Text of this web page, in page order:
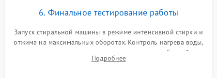
6. Финальное тестирование работы
Запуск стиральной машины в режиме интенсивной стирки и
отжима на максимальных оборотах. Контроль нагрева воды,
корректности слива, отсутствия излишних вибраций,
посторонних стуков и протечек под корпусом.
Подробнее